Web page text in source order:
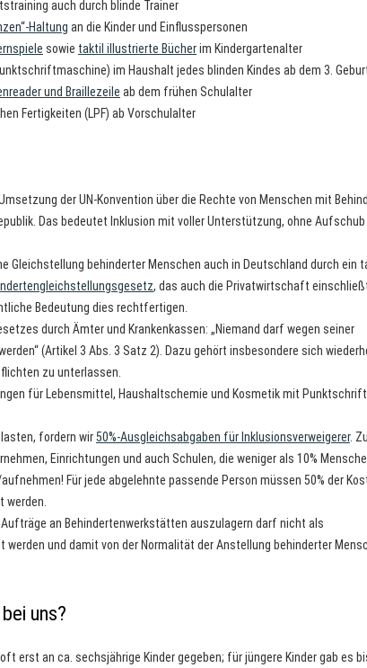
auch durch blinde Trainer
Haltung an die Kinder und Einflusspersonen
sowie taktil illustrierte Bücherim Kindergartenalter
im Haushalt jedes blinden Kindes ab dem 3.
und Braillezeile ab dem frühen Schulalter
Fertigkeiten (LPF) ab Vorschulalter
der UN-Konvention über die Rechte von Menschen mit
Das bedeutet Inklusion mit voller Unterstützung, ohne Aufschub
Gleichstellung behinderter Menschen auch in Deutschland durch ein
, das auch die Privatwirtschaft
Bedeutung dies rechtfertigen.
durch Ämter und Krankenkassen: „Niemand darf wegen seiner
(Artikel 3 Abs. 3 Satz 2). Dazu gehört insbesondere sich
zu unterlassen.
für Lebensmittel, Haushaltschemie und Kosmetik mit Punktschrift
fordern wir50%-Ausgleichsabgaben für Inklusionsverweigerer.
Einrichtungen und auch Schulen, die weniger als 10%
Für jede abgelehnte passende Person müssen 50% der
werden.
an Behindertenwerkstätten auszulagern darf nicht als
werden und damit von der Normalität der Anstellung behinderter
uns?
erst an ca. sechsjährige Kinder gegeben; für jüngere Kinder gab es